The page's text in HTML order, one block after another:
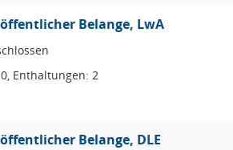
Belange, LwA
Enthaltungen: 2
Belange, DLE